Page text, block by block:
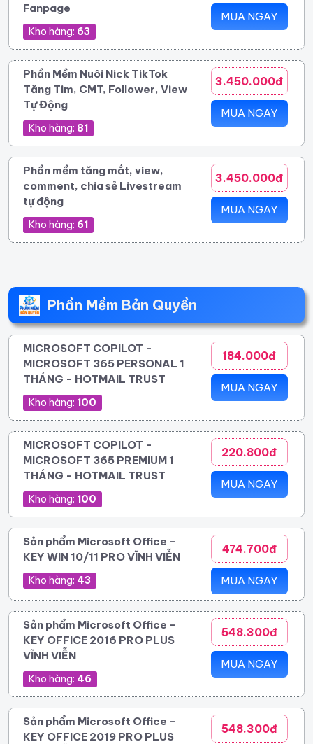
Fanpage
Kho hàng: 63
MUA NGAY
Phần Mềm Nuôi Nick TikTok
Tăng Tim, CMT, Follower, View
Tự Động
Kho hàng: 81
3.450.000đ
MUA NGAY
Phần mềm tăng mắt, view,
comment, chia sẻ Livestream
tự động
Kho hàng: 61
3.450.000đ
MUA NGAY
Phần Mềm Bản Quyền
MICROSOFT COPILOT -
MICROSOFT 365 PERSONAL 1
THÁNG - HOTMAIL TRUST
Kho hàng: 100
184.000đ
MUA NGAY
MICROSOFT COPILOT -
MICROSOFT 365 PREMIUM 1
THÁNG - HOTMAIL TRUST
Kho hàng: 100
220.800đ
MUA NGAY
Sản phẩm Microsoft Office -
KEY WIN 10/11 PRO VĨNH VIỄN
Kho hàng: 43
474.700đ
MUA NGAY
Sản phẩm Microsoft Office -
KEY OFFICE 2016 PRO PLUS
VĨNH VIỄN
Kho hàng: 46
548.300đ
MUA NGAY
Sản phẩm Microsoft Office -
KEY OFFICE 2019 PRO PLUS
548.300đ